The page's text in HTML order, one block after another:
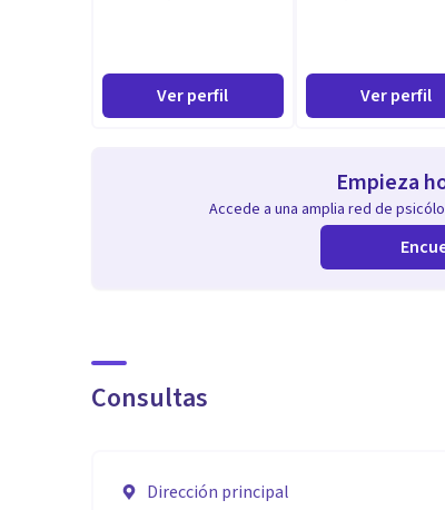
Ver perfil Ver perfil
Empieza
Accede a una amplia red de
Consultas
Dirección principal